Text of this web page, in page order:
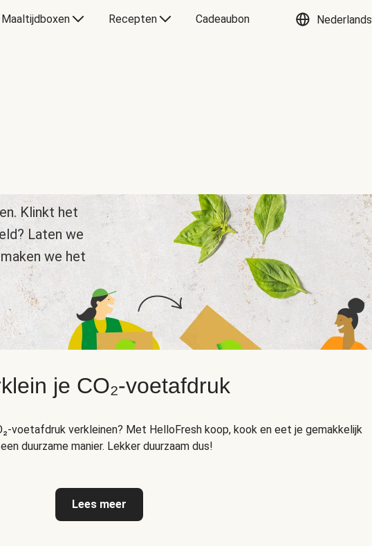
Recepten Cadeaubon Nederlands
Klinkt het
Laten we
we het
je CO₂-voetafdruk
voetafdruk verkleinen? Met HelloFresh koop, kook en eet je gemakkelijk
duurzame manier. Lekker duurzaam dus!
Lees meer